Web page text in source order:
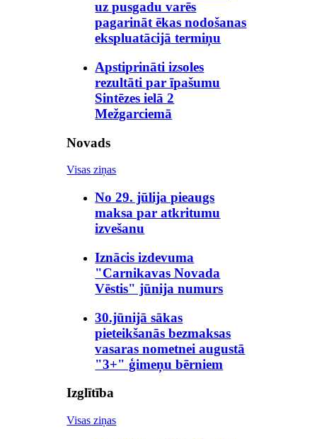
uz pusgadu varēs
pagarināt ēkas nodošanas
ekspluatācijā termiņu
Apstiprināti izsoles
rezultāti par īpašumu
Sintēzes ielā 2
Mežgarciemā
Novads
Visas ziņas
No 29. jūlija pieaugs
maksa par atkritumu
izvešanu
Iznācis izdevuma
"Carnikavas Novada
Vēstis" jūnija numurs
30.jūnijā sākas
pieteikšanās bezmaksas
vasaras nometnei augustā
"3+" ģimeņu bērniem
Izglītība
Visas ziņas